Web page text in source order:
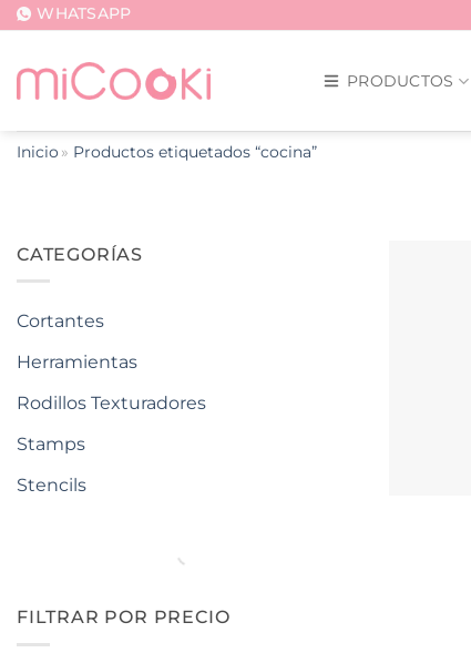
Saltar
contenido
WHATSAPP
PRODUCTOS
Inicio Productos etiquetados “cocina”
CATEGORÍAS
Cortantes
Herramientas
Rodillos Texturadores
Stamps
Stencils
FILTRAR POR PRECIO